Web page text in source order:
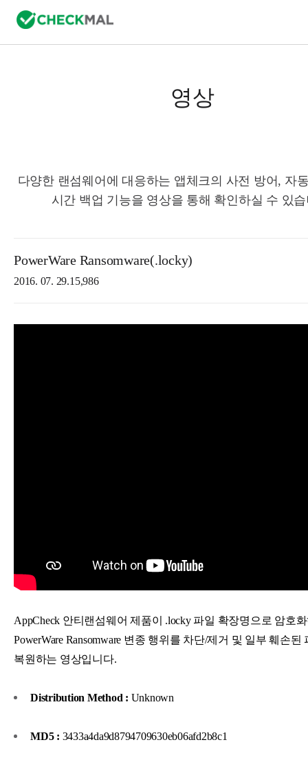
영상
다양한 랜섬웨어에 대응하는 앱체크의 사전 방어, 자
시간 백업 기능을 영상을 통해 확인하실 수 있
PowerWare Ransomware(.locky)
2016. 07. 29.15,986
AppCheck 안티랜섬웨어 제품이 .locky 파일 확장명으로 암호
PowerWare Ransomware 변종 행위를 차단/제거 및 일부 훼손된
복원하는 영상입니다.
Distribution Method : Unknown
MD5 : 3433a4da9d8794709630eb06afd2b8c1